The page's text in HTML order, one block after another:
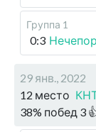
Группа 1
0:3
29 янв., 2022
12 место
38% побед 3